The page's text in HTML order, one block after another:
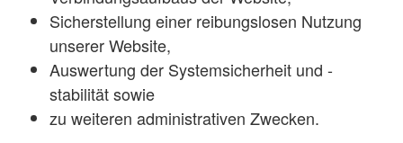
Sicherstellung einer reibungslosen Nutzung
unserer Website,
Auswertung der Systemsicherheit und -
stabilität sowie
zu weiteren administrativen Zwecken.